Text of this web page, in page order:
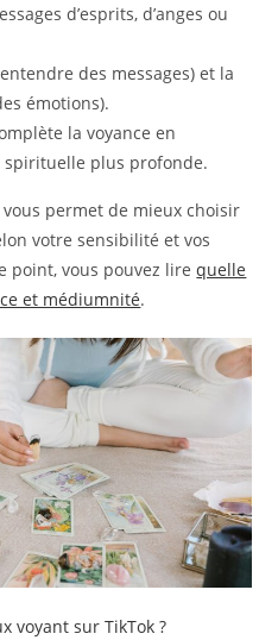
d’esprits, d’anges ou
des messages) et la
émotions).
la voyance en
plus profonde.
permet de mieux choisir
votre sensibilité et vos
point, vous pouvez lirequelle
et médiumnité.
voyant sur TikTok ?